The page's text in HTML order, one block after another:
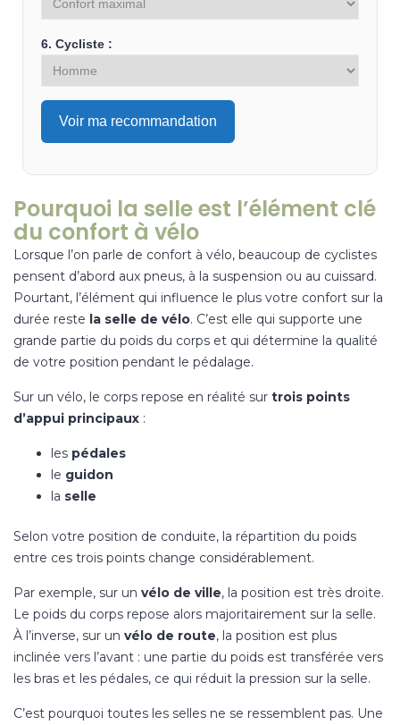
6. Cycliste :
Voir ma recommandation
Pourquoi la selle est l’élément clé
du confort à vélo
Lorsque l’on parle de confort à vélo, beaucoup de cyclistes
pensent d’abord aux pneus, à la suspension ou au cuissard.
Pourtant, l’élément qui influence le plus votre confort sur la
durée reste la selle de vélo. C’est elle qui supporte une
grande partie du poids du corps et qui détermine la qualité
de votre position pendant le pédalage.
Sur un vélo, le corps repose en réalité sur trois points
d’appui principaux :
les pédales
le guidon
la selle
Selon votre position de conduite, la répartition du poids
entre ces trois points change considérablement.
Par exemple, sur un vélo de ville, la position est très droite.
Le poids du corps repose alors majoritairement sur la selle.
À l’inverse, sur un vélo de route, la position est plus
inclinée vers l’avant : une partie du poids est transférée vers
les bras et les pédales, ce qui réduit la pression sur la selle.
C’est pourquoi toutes les selles ne se ressemblent pas. Une